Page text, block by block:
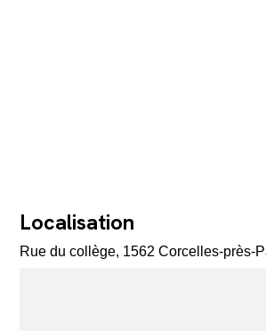
Localisation
Rue du collège, 1562 Corcelles-près-